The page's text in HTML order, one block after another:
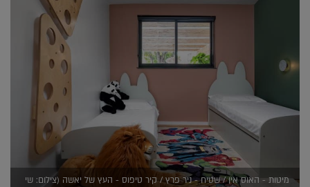
מיטות - האוס אין / שטיח - ניר פרץ / קיר טיפוס - העץ של יאשה (צילום: שי